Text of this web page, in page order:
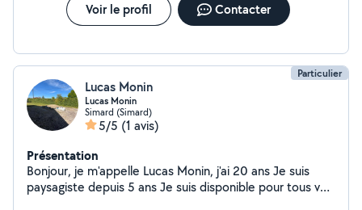
Voir le profil Contacter
Particulier
Lucas Monin
Lucas Monin
Simard (Simard)
5/5 (1 avis)
Présentation
Bonjour, je m'appelle Lucas Monin, j'ai 20 ans Je suis
paysagiste depuis 5 ans Je suis disponible pour tous vos